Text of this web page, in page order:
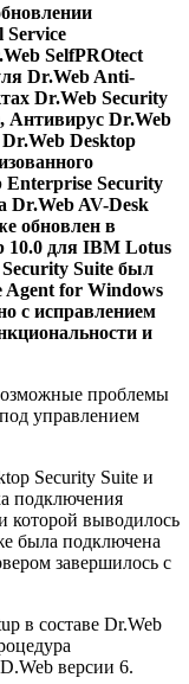
Service
SelfPROtect
Dr.Web Anti-
Dr.Web Security
Антивирус Dr.Web
Desktop
Enterprise Security
Dr.Web AV-Desk
обновлен в
10.0 для IBM Lotus
Suite был
Agent for Windows
с исправлением
и
проблемы
управлением
Security Suite и
подключения
которой выводилось
была подключена
завершилось с
в составе Dr.Web
версии 6.